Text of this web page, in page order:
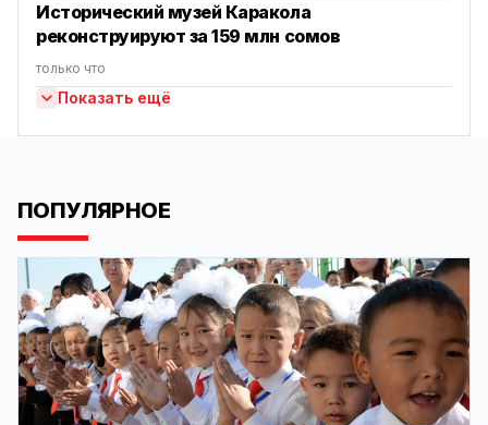
Исторический музей Каракола
реконструируют за 159 млн сомов
только что
Показать ещё
ПОПУЛЯРНОЕ